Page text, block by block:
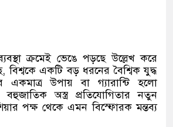
ব্যবস্থা ক্রমেই ভেঙে পড়ছে উল্লেখ করে
বিশ্বকে একটি বড় ধরনের বৈশ্বিক যুদ্ধ
একমাত্র উপায় বা গ্যারান্টি হলো
বহুজাতিক অস্ত্র প্রতিযোগিতার নতুন
পক্ষ থেকে এমন বিস্ফোরক মন্তব্য